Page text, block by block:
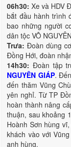
06h30: Xe và HDV
bắt đầu hành trình
bao những người
dân tộc VÕ
Trưa: Đoàn dùng
Đồng Hới, đoàn
14h30: Đoàn tập
NGUYÊN GIÁP.
đến thăm Vũng
yên nghỉ. Từ TP
hoàn thành nâng
thuận, sau khoảng
Hoành Sơn hùng
khách vào với
anh hùng.